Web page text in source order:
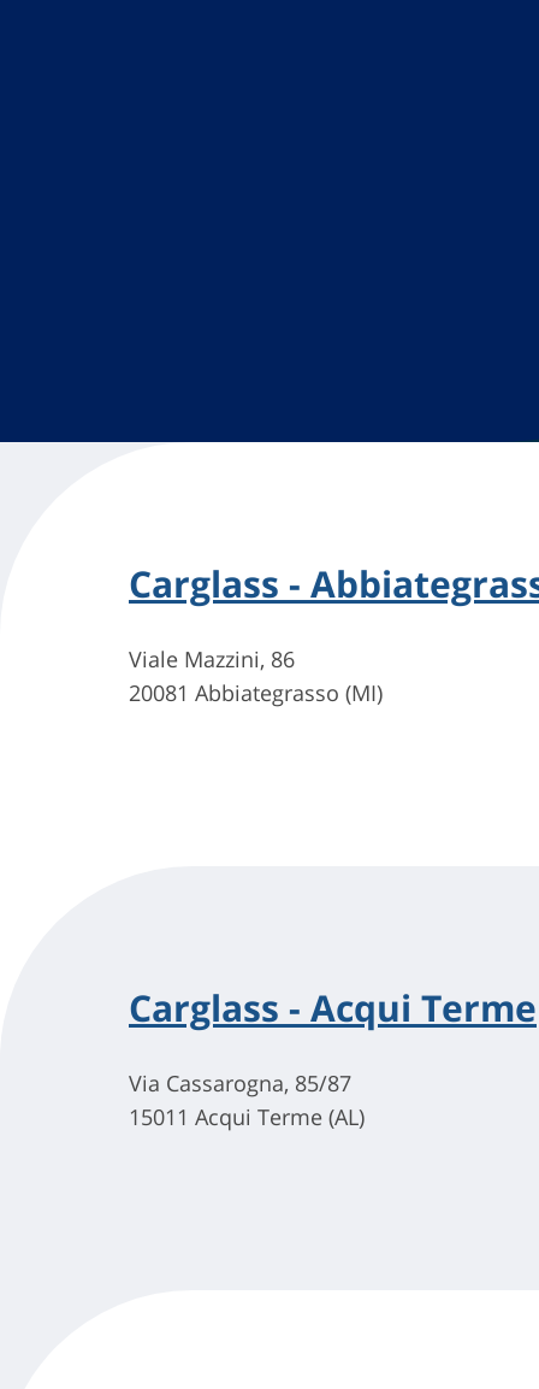
Carglass -
Viale Mazzini, 86
20081 Abbiategrasso (MI)
Carglass - Acqui Terme
Via Cassarogna, 85/87
15011 Acqui Terme (AL)